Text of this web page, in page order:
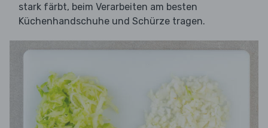
stark färbt, beim Verarbeiten am besten
Küchenhandschuhe und Schürze tragen.